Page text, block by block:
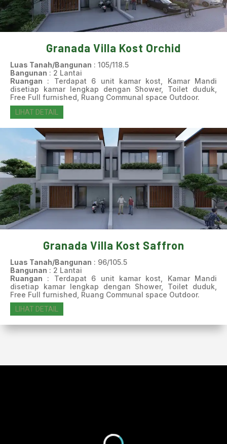
Granada Villa Kost Orchid
Luas Tanah/Bangunan : 105/118.5
Bangunan : 2 Lantai
Ruangan : Terdapat 6 unit kamar kost, Kamar Mandi
disetiap kamar lengkap dengan Shower, Toilet duduk,
Free Full furnished, Ruang Communal space Outdoor.
LIHAT DETAIL
Granada Villa Kost Saffron
Luas Tanah/Bangunan : 96/105.5
Bangunan : 2 Lantai
Ruangan : Terdapat 6 unit kamar kost, Kamar Mandi
disetiap kamar lengkap dengan Shower, Toilet duduk,
Free Full furnished, Ruang Communal space Outdoor.
LIHAT DETAIL